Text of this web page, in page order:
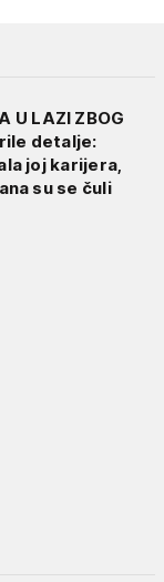
U LAZI ZBOG
detalje:
joj karijera,
su se čuli